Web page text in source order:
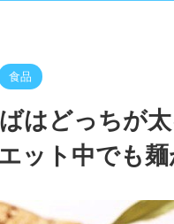
食品
はどっちが
ット中でも麺